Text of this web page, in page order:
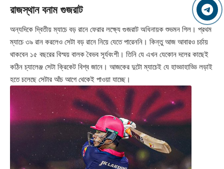
রাজস্থান বনাম গুজরাট
অন্যদিকে দ্বিতীয় ম্যাচে বড় রানে ফেরার লক্ষ্যে গুজরাট অধিনায়ক শুভমন গিল। প্রথম
ম্যাচে ৩৯ রান করলেও সেটা বড় রানে নিয়ে যেতে পারেননি। কিন্তু আজ আবারও চর্চায়
থাকবেন ১৫ বছরের বিস্ময় বালক বৈভব সূর্যবংশী। তিনি যে এখন যেকোন দলের কাছেই
কঠিন চ্যালেঞ্জ সেটা ক্রিকেট বিশ্ব জানে। আজকের দুটো ম্যাচেই যে হাড্ডাহাড্ডি লড়াই
হতে চলেছে সেটার আঁচ আগে থেকেই পাওয়া যাচ্ছে।